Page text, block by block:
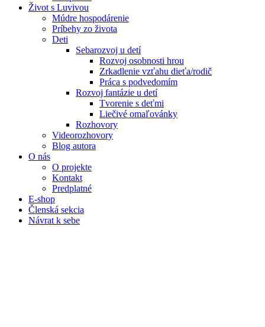
Život s Luvivou
Múdre hospodárenie
Príbehy zo života
Deti
Sebarozvoj u detí
Rozvoj osobnosti hrou
Zrkadlenie vzťahu dieťa/rodič
Práca s podvedomím
Rozvoj fantázie u detí
Tvorenie s deťmi
Liečivé omaľovánky
Rozhovory
Videorozhovory
Blog autora
O nás
O projekte
Kontakt
Predplatné
E-shop
Členská sekcia
Návrat k sebe